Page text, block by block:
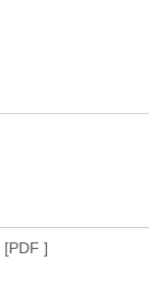
[PDF ]